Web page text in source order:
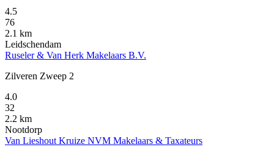
4.5
76
2.1 km
Leidschendam
Ruseler & Van Herk Makelaars B.V.
Zilveren Zweep 2
4.0
32
2.2 km
Nootdorp
Van Lieshout Kruize NVM Makelaars & Taxateurs